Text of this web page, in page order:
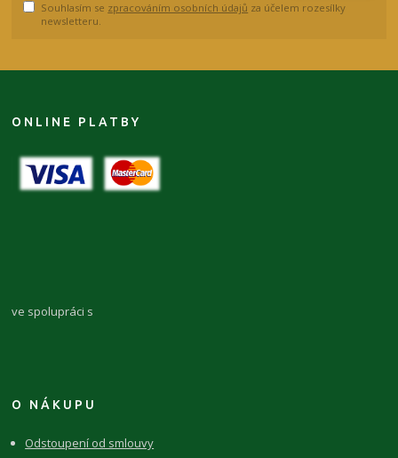
Souhlasím se zpracováním osobních údajů za účelem rozesílky
newsletteru.
ONLINE PLATBY
ve spolupráci s
O NÁKUPU
Odstoupení od smlouvy